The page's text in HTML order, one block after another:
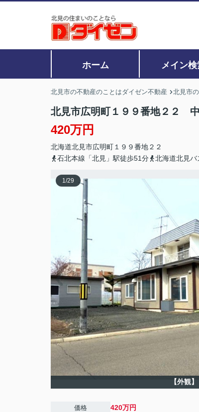
ホーム メイン検
北見市の不動産のことはダイゼン不動産 北見市
北見市広明町１９９番地２２
420万円
北海道北見市広明町 １９９番地２２
石北本線「北見」駅徒歩51分
北海道北見
1/29
【外観】
価格 420万円